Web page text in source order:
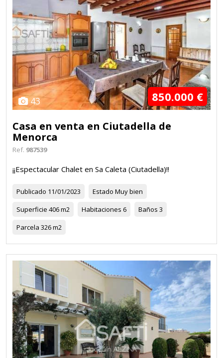
43 850.000 €
Casa en venta en Ciutadella de
Menorca
Ref. 987539
¡¡Espectacular Chalet en Sa Caleta (Ciutadella)!!
Publicado 11/01/2023 Estado Muy bien
Superficie 406 m2 Habitaciones 6 Baños 3
Parcela 326 m2